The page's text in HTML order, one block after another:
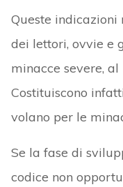
Queste
dei lettori, ovvie e
minacce severe,
Costituiscono
volano per le
Se la fase di
codice non